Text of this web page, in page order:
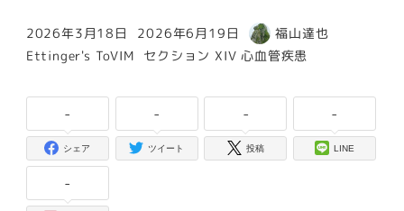
投稿日
2026年3月18日
更新日
2026年6月19日
著
者
福山達也
カテゴリー
Ettinger's ToVIM カテゴリー
セクション XIV 心血管疾患
-
シェア
-
ツイート
-
投稿
-
LINE
-